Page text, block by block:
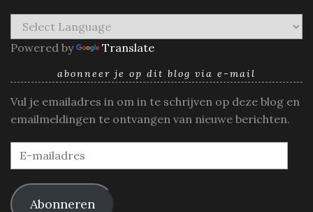
Powered by Translate
abonneer je op dit blog via e-mail
Vul je emailadres in om in te schrijven op deze blog en
emailmeldingen te ontvangen van nieuwe berichten.
E-
mailadres
Abonneren